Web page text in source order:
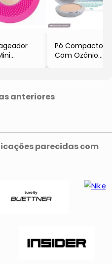
Pó Compacto
Com Ozônio
- Samana
anteriores
parecidas com